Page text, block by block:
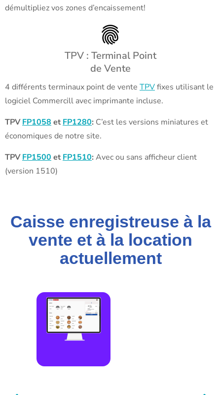
démultipliez vos zones d’encaissement!
TPV : Terminal Point
de Vente
4 différents terminaux point de vente TPVfixes utilisant le
logiciel Commercill avec imprimante incluse.
TPVFP1058 et FP1280: C’est les versions miniatures et
économiques de notre site.
TPVFP1500 et FP1510: Avec ou sans afficheur client
(version 1510)
Caisse enregistreuse à la
vente et à la location
actuellement​